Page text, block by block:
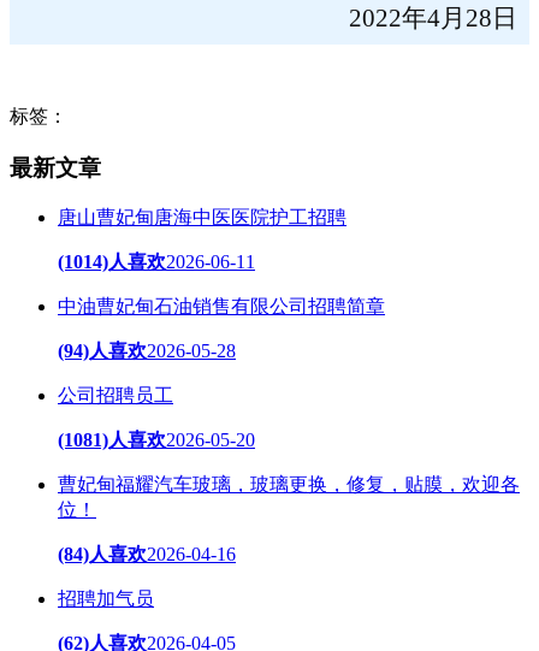
2022年4月 28 日
标签：
最新文章
唐山曹妃甸唐海中医医院护工招聘
(1014)人喜欢2026-06-11
中油曹妃甸石油销售有限公司招聘简章
(94)人喜欢2026-05-28
公司招聘员工
(1081)人喜欢2026-05-20
曹妃甸福耀汽车玻璃，玻璃更换，修复，贴膜，欢迎各
位！
(84)人喜欢2026-04-16
招聘加气员
(62)人喜欢2026-04-05